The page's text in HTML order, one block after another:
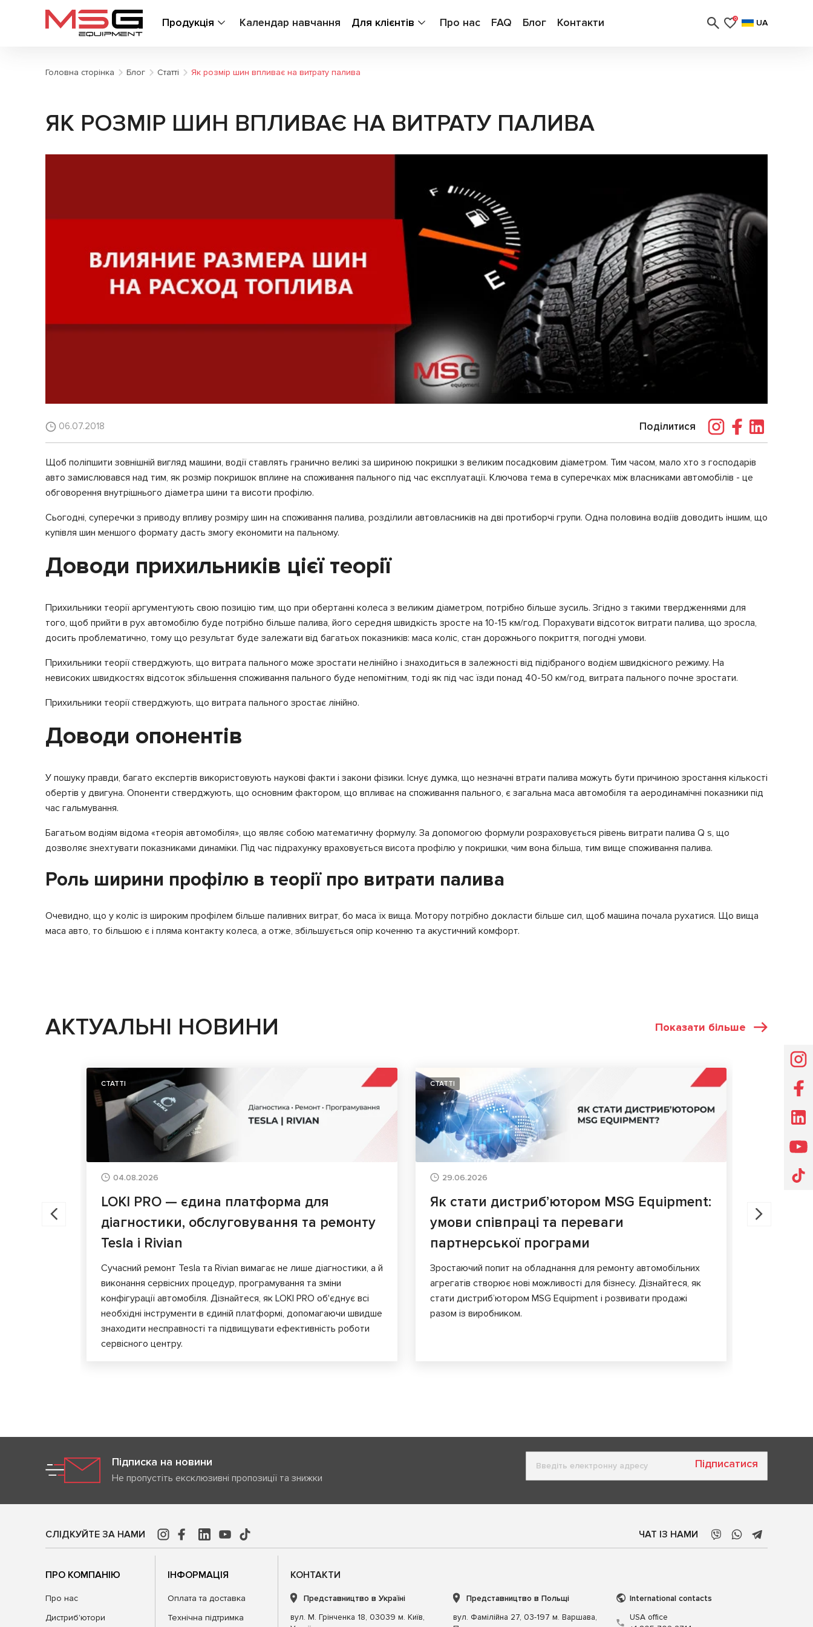
Продукція Календар навчання Для клієнтів Про нас FAQ Блог Контакти 0 UA
Головна сторінка Блог Статті Як розмір шин впливає на витрату палива
ЯК РОЗМІР ШИН ВПЛИВАЄ НА ВИТРАТУ ПАЛИВА
06.07.2018 Поділитися
Щоб поліпшити зовнішній вигляд машини, водії ставлять гранично великі за шириною покришки з великим посадковим діаметром. Тим часом, мало хто з господарів
авто замислювався над тим, як розмір покришок вплине на споживання пального під час експлуатації. Ключова тема в суперечках між власниками автомобілів - це
обговорення внутрішнього діаметра шини та висоти профілю.
Сьогодні, суперечки з приводу впливу розміру шин на споживання палива, розділили автовласників на дві протиборчі групи. Одна половина водіїв доводить іншим, що
купівля шин меншого формату дасть змогу економити на пальному.
Доводи прихильників цієї теорії
Прихильники теорії аргументують свою позицію тим, що при обертанні колеса з великим діаметром, потрібно більше зусиль. Згідно з такими твердженнями для
того, щоб прийти в рух автомобілю буде потрібно більше палива, його середня швидкість зросте на 10-15 км/год. Порахувати відсоток витрати палива, що зросла,
досить проблематично, тому що результат буде залежати від багатьох показників: маса коліс, стан дорожнього покриття, погодні умови.
Прихильники теорії стверджують, що витрата пального може зростати нелінійно і знаходиться в залежності від підібраного водієм швидкісного режиму. На
невисоких швидкостях відсоток збільшення споживання пального буде непомітним, тоді як під час їзди понад 40-50 км/год, витрата пального почне зростати.
Прихильники теорії стверджують, що витрата пального зростає лінійно.
Доводи опонентів
У пошуку правди, багато експертів використовують наукові факти і закони фізики. Існує думка, що незначні втрати палива можуть бути причиною зростання кількості
обертів у двигуна. Опоненти стверджують, що основним фактором, що впливає на споживання пального, є загальна маса автомобіля та аеродинамічні показники під
час гальмування.
Багатьом водіям відома «теорія автомобіля», що являє собою математичну формулу. За допомогою формули розраховується рівень витрати палива Q s, що
дозволяє знехтувати показниками динаміки. Під час підрахунку враховується висота профілю у покришки, чим вона більша, тим вище споживання палива.
Роль ширини профілю в теорії про витрати палива
Очевидно, що у коліс із широким профілем більше паливних витрат, бо маса їх вища. Мотору потрібно докласти більше сил, щоб машина почала рухатися. Що вища
маса авто, то більшою є і пляма контакту колеса, а отже, збільшується опір коченню та акустичний комфорт.
АКТУАЛЬНІ НОВИНИ Показати більше
СТАТТІ
04.08.2026
LOKI PRO — єдина платформа для
діагностики, обслуговування та ремонту
Tesla і Rivian
Сучасний ремонт Tesla та Rivian вимагає не лише діагностики, а й
виконання сервісних процедур, програмування та зміни
конфігурації автомобіля. Дізнайтеся, як LOKI PRO об'єднує всі
необхідні інструменти в єдиній платформі, допомагаючи швидше
знаходити несправності та підвищувати ефективність роботи
сервісного центру.
СТАТТІ
29.06.2026
Як стати дистриб’ютором MSG Equipment:
умови співпраці та переваги
партнерської програми
Зростаючий попит на обладнання для ремонту автомобільних
агрегатів створює нові можливості для бізнесу. Дізнайтеся, як
стати дистриб’ютором MSG Equipment і розвивати продажі
разом із виробником.
Підписка на новини
Не пропустіть ексклюзивні пропозиції та знижки
Підписатися
СЛІДКУЙТЕ ЗА НАМИ ЧАТ ІЗ НАМИ
ПРО КОМПАНІЮ
Про нас
Дистриб'ютори
ІНФОРМАЦІЯ
Оплата та доставка
Технічна підтримка
КОНТАКТИ
Представництво в Україні
вул. М. Грінченка 18, 03039 м. Київ,
Представництво в Польщі
вул. Фамілійна 27, 03-197 м. Варшава,
International contacts
USA office